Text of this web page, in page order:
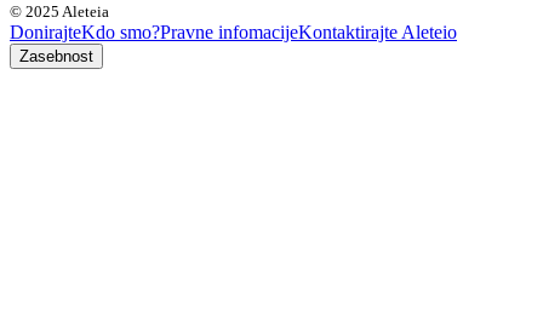
© 2025 Aleteia
DonirajteKdo smo?Pravne infomacijeKontaktirajte Aleteio
Zasebnost